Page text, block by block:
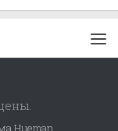
Hueman